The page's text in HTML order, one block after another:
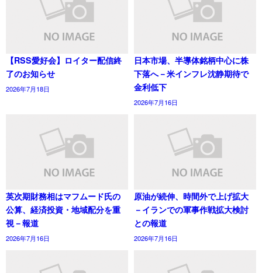
【RSS愛好会】ロイター配信終
了のお知らせ
2026年7月18日
日本市場、半導体銘柄中心に株
下落へ－米インフレ沈静期待で
金利低下
2026年7月16日
英次期財務相はマフムード氏の
公算、経済投資・地域配分を重
視－報道
2026年7月16日
原油が続伸、時間外で上げ拡大
－イランでの軍事作戦拡大検討
との報道
2026年7月16日